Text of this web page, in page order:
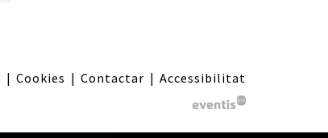
| Cookies | Contactar | Accessibilitat